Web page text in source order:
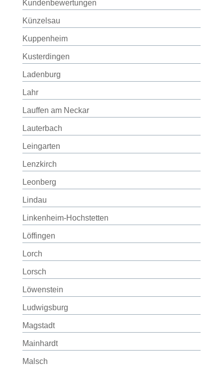
Kundenbewertungen
Künzelsau
Kuppenheim
Kusterdingen
Ladenburg
Lahr
Lauffen am Neckar
Lauterbach
Leingarten
Lenzkirch
Leonberg
Lindau
Linkenheim-Hochstetten
Löffingen
Lorch
Lorsch
Löwenstein
Ludwigsburg
Magstadt
Mainhardt
Malsch